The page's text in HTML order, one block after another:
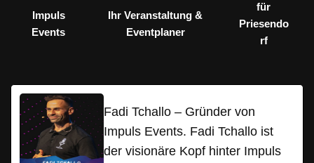
Impuls
Events
Ihr Veranstaltung &
Eventplaner
für
Priesendo
rf
Fadi Tchallo – Gründer von
Impuls Events. Fadi Tchallo ist
der visionäre Kopf hinter Impuls